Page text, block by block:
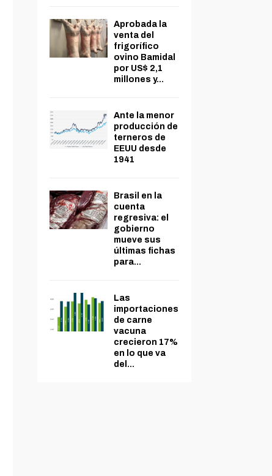
Aprobada la
venta del
frigorífico
ovino Bamidal
por US$ 2,1
millones y...
Ante la menor
producción de
terneros de
EEUU desde
1941
Brasil en la
cuenta
regresiva: el
gobierno
mueve sus
últimas fichas
para...
Las
importaciones
de carne
vacuna
crecieron 17%
en lo que va
del...